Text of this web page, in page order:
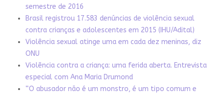
semestre de 2016
Brasil registrou 17.583 denúncias de violência sexual
contra crianças e adolescentes em 2015 (IHU/Adital)
Violência sexual atinge uma em cada dez meninas, diz
ONU
Violência contra a criança: uma ferida aberta. Entrevista
especial com Ana Maria Drumond
“O abusador não é um monstro, é um tipo comum e